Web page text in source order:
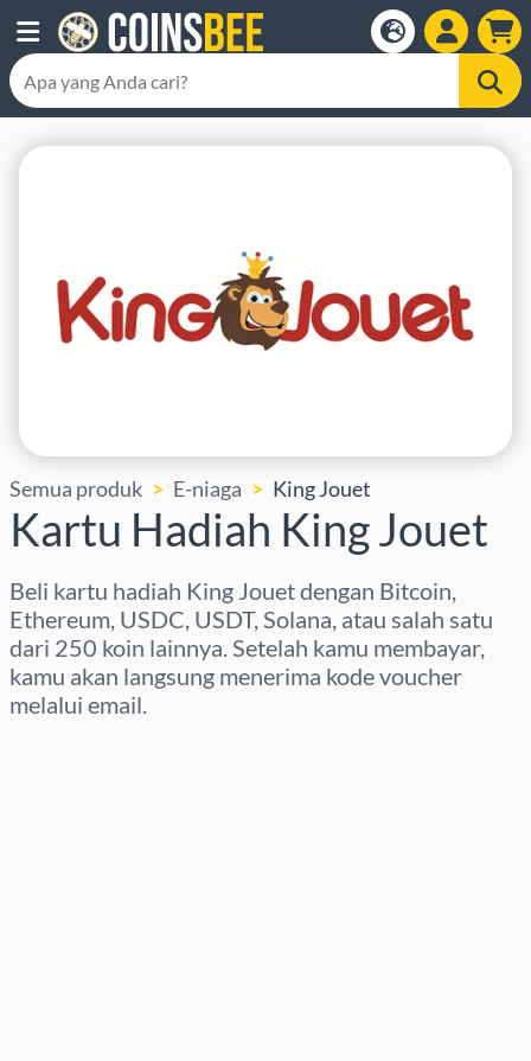
Semua produk E-niaga King Jouet
Kartu Hadiah King Jouet
Beli kartu hadiah King Jouet dengan Bitcoin,
Ethereum, USDC, USDT, Solana, atau salah satu
dari 250 koin lainnya. Setelah kamu membayar,
kamu akan langsung menerima kode voucher
melalui email.